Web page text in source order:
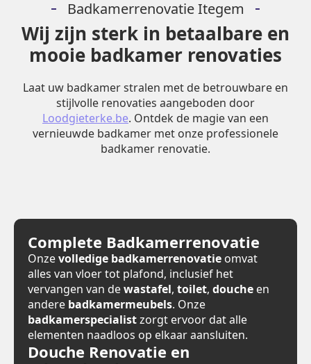
Badkamerrenovatie Itegem
Wij zijn sterk in betaalbare en
mooie badkamer renovaties
Laat uw badkamer stralen met de betrouwbare en
stijlvolle renovaties aangeboden door
Loodgieterke.be. Ontdek de magie van een
vernieuwde badkamer met onze professionele
badkamer renovatie.
Complete Badkamerrenovatie
Onzevolledige badkamerrenovatie omvat
alles van vloer tot plafond, inclusief het
vervangen van dewastafel, toilet, douche en
andere badkamermeubels. Onze
badkamerspecialistzorgt ervoor dat alle
elementen naadloos op elkaar aansluiten.
Douche Renovatie en